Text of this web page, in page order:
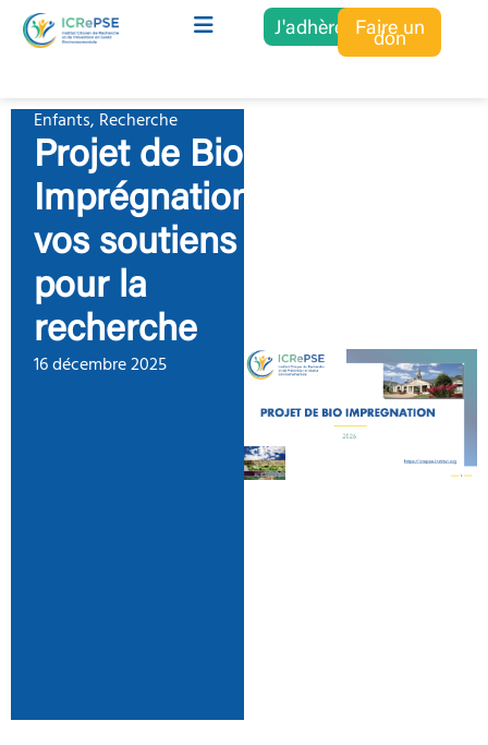
J'adhère Faire un
don
Enfants, Recherche
Projet de Bio
Imprégnation ,
vos soutiens
pour la
recherche
16 décembre 2025